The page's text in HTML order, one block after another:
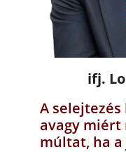
ifj.
A
avagy miért
múltat, ha